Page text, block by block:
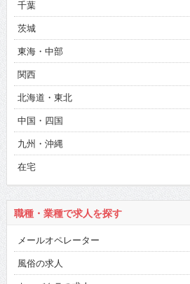
東海・中部
関西
北海道・東北
中国・四国
九州・沖縄
在宅
メールオペレーター
キャバクラの求人
営業の求人